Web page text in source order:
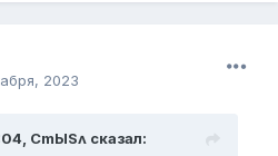
2023
CmЫSʌ сказал: